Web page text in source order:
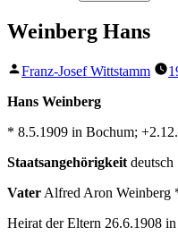
Weinberg Hans
Veröffentlicht
Franz-Josef Wittstamm
Hans Weinberg
* 8.5.1909 in Bochum;
Staatsangehörigkeit deutsch
Vater Alfred Aron Weinberg
Heirat der Eltern 26.6.1908